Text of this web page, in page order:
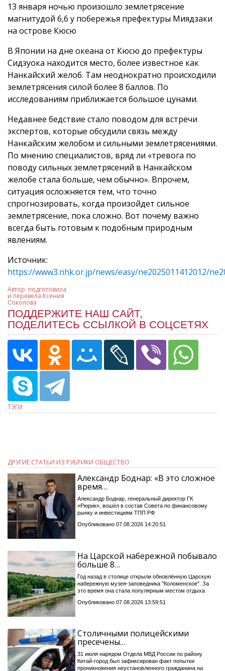
13 января ночью произошло землетрясение
магнитудой 6,6 у побережья префектуры Миядзаки
на острове Кюсю
В Японии на дне океана от Кюсю до префектуры
Сидзуока находится место, более известное как
Нанкайский желоб. Там неоднократно происходили
землетрясения силой более 8 баллов. По
исследованиям приближается большое цунами.
Недавнее бедствие стало поводом для встречи
экспертов, которые обсудили связь между
Нанкайским желобом и сильными землетрясениями.
По мнению специалистов, вряд ли «тревога по
поводу сильных землетрясений в Нанкайском
желобе стала больше, чем обычно». Впрочем,
ситуация осложняется тем, что точно
спрогнозировать, когда произойдет сильное
землетрясение, пока сложно. Вот почему важно
всегда быть готовым к подобным природным
явлениям.
Источник:
https://www3.nhk.or.jp/news/easy/ne2025011412012/
Автор: подготовила
и перевела Ксения
Соколова
ПОДДЕРЖИТЕ НАШ САЙТ,
ПОДЕЛИТЕСЬ ССЫЛКОЙ В СОЦСЕТЯХ
ТЭГИ
ДРУГИЕ СТАТЬИ ИЗ РУБРИКИ ОБЩЕСТВО
Александр Боднар: «В это сложное
время…
Александр Боднар, генеральный директор ГК
«Рюрик», вошёл в состав Совета по финансовому
рынку и инвестициям ТПП РФ
Опубликовано 07.08.2026 14:20:51
На Царской набережной побывало
больше 8…
Год назад в столице открыли обновлённую Царскую
набережную музея-заповедника "Коломенское". За
это время она стала популярным местом отдыха
Опубликовано 07.08.2026 13:59:51
Столичными полицейскими
пресечены…
31 июля нарядом Отдела МВД России по району
Китай-город был зафиксирован факт попытки
проникновения неустановленного гражданина на